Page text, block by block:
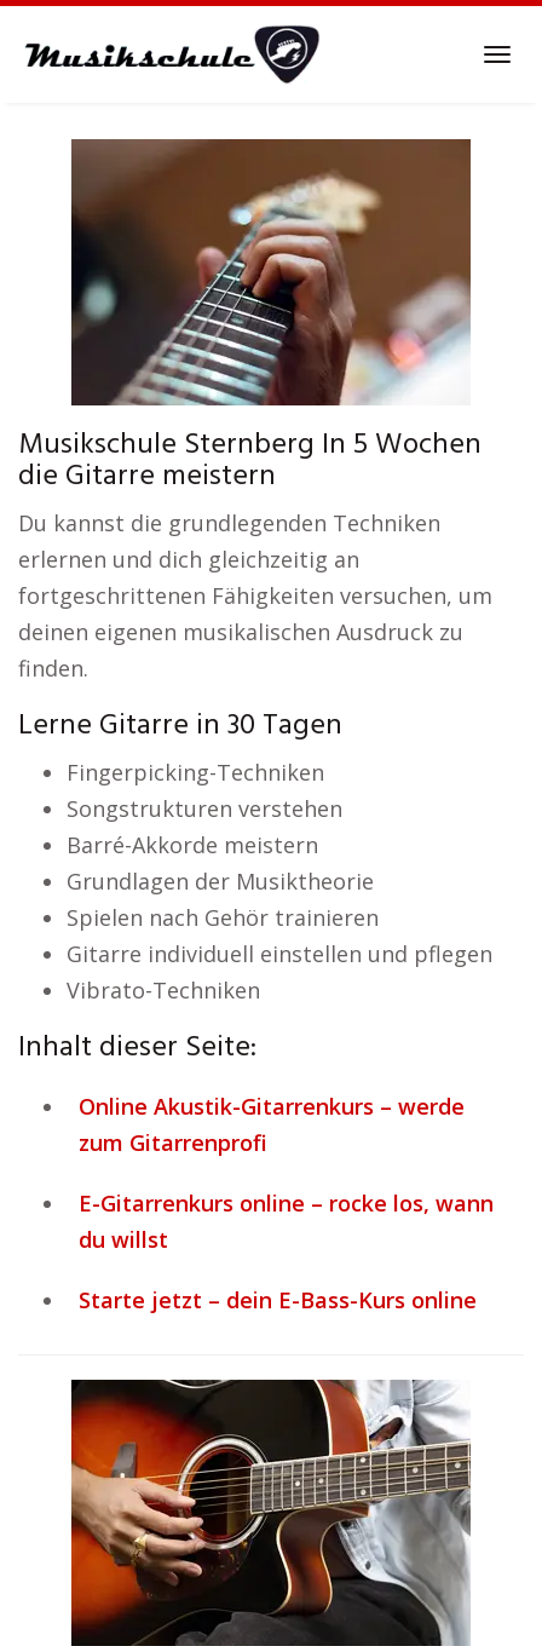
Musikschule Sternberg In 5 Wochen
die Gitarre meistern
Du kannst die grundlegenden Techniken
erlernen und dich gleichzeitig an
fortgeschrittenen Fähigkeiten versuchen, um
deinen eigenen musikalischen Ausdruck zu
finden.
Lerne Gitarre in 30 Tagen
Fingerpicking-Techniken
Songstrukturen verstehen
Barré-Akkorde meistern
Grundlagen der Musiktheorie
Spielen nach Gehör trainieren
Gitarre individuell einstellen und pflegen
Vibrato-Techniken
Inhalt dieser Seite:
Online Akustik-Gitarrenkurs – werde
zum Gitarrenprofi
E-Gitarrenkurs online – rocke los, wann
du willst
Starte jetzt – dein E-Bass-Kurs online